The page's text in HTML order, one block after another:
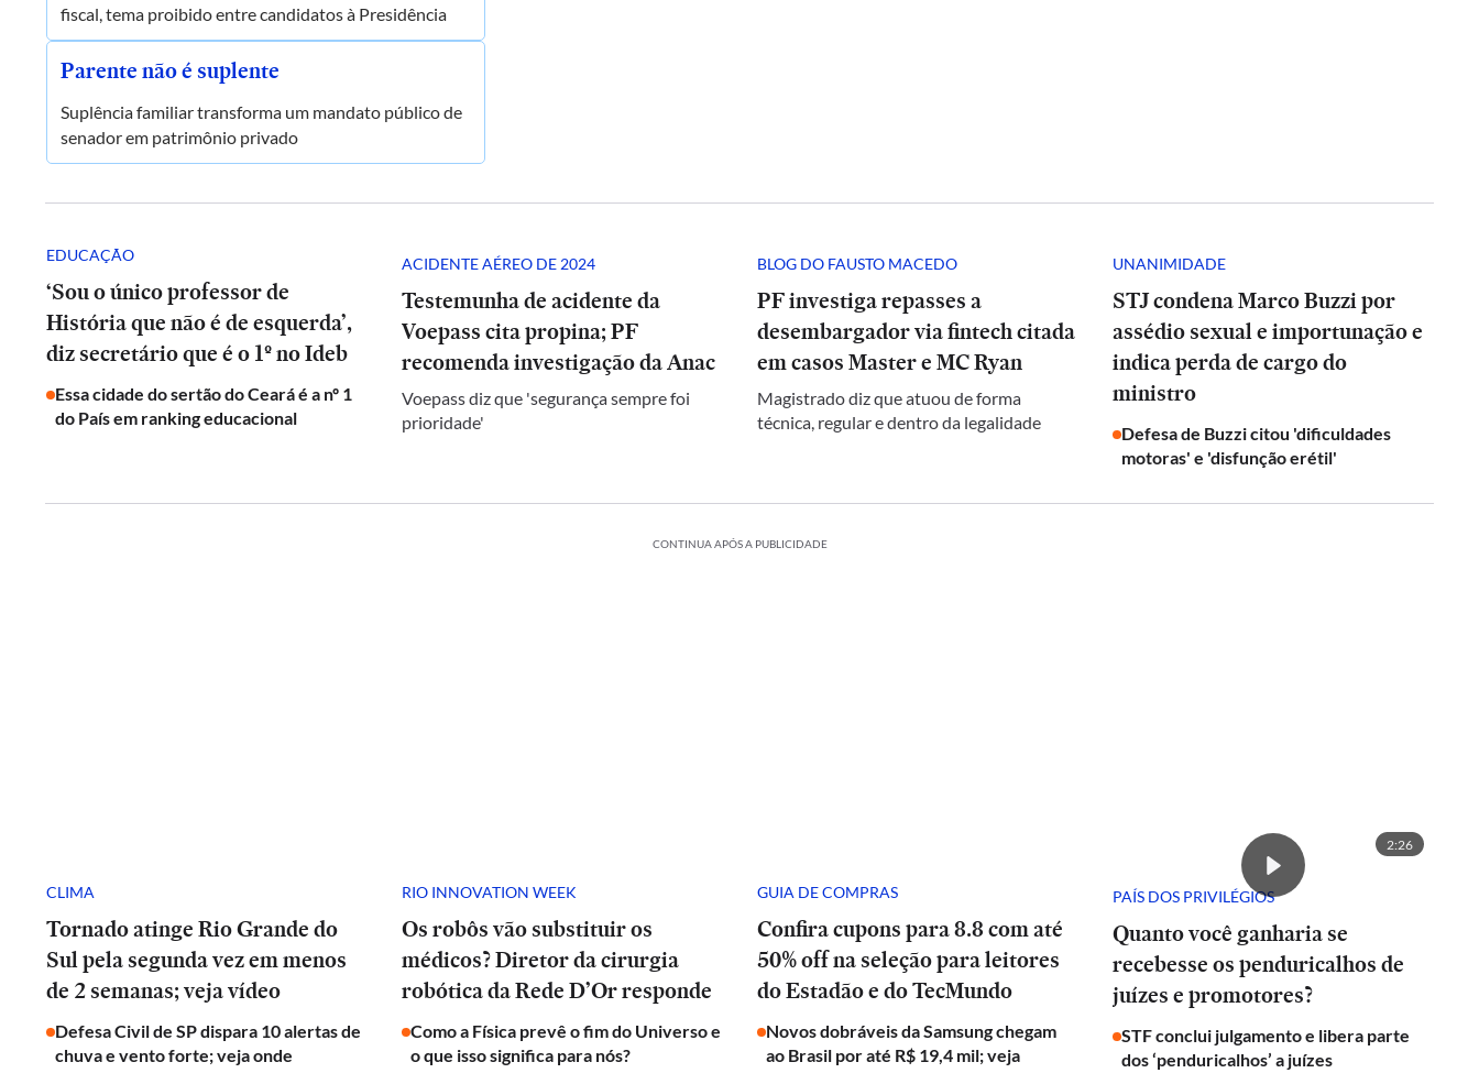
fiscal, tema proibido entre candidatos à Presidência
Parente não é suplente
Suplência familiar transforma um mandato público de
senador em patrimônio privado
EDUCAÇÃO
‘Sou o único professor de
História que não é de esquerda’,
diz secretário que é o 1º no Ideb
Essa cidade do sertão do Ceará é a nº 1
do País em ranking educacional
ACIDENTE AÉREO DE 2024
Testemunha de acidente da
Voepass cita propina; PF
recomenda investigação da Anac
Voepass diz que 'segurança sempre foi
prioridade'
BLOG DO FAUSTO MACEDO
PF investiga repasses a
desembargador via fintech citada
em casos Master e MC Ryan
Magistrado diz que atuou de forma
técnica, regular e dentro da legalidade
UNANIMIDADE
STJ condena Marco Buzzi por
assédio sexual e importunação e
indica perda de cargo do
ministro
Defesa de Buzzi citou 'dificuldades
motoras' e 'disfunção erétil'
CONTINUA APÓS A PUBLICIDADE
CLIMA
Tornado atinge Rio Grande do
Sul pela segunda vez em menos
de 2 semanas; veja vídeo
Defesa Civil de SP dispara 10 alertas de
chuva e vento forte; veja onde
RIO INNOVATION WEEK
Os robôs vão substituir os
médicos? Diretor da cirurgia
robótica da Rede D’Or responde
Como a Física prevê o fim do Universo e
o que isso significa para nós?
GUIA DE COMPRAS
Confira cupons para 8.8 com até
50% off na seleção para leitores
do Estadão e do TecMundo
Novos dobráveis da Samsung chegam
ao Brasil por até R$ 19,4 mil; veja
2:26
PAÍS DOS PRIVILÉGIOS
Quanto você ganharia se
recebesse os penduricalhos de
juízes e promotores?
STF conclui julgamento e libera parte
dos ‘penduricalhos’ a juízes